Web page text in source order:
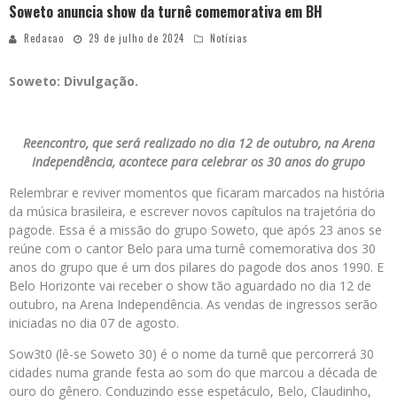
Soweto anuncia show da turnê comemorativa em BH
Redacao 29 de julho de 2024 Notícias
Soweto: Divulgação.
Reencontro, que será realizado no dia 12 de outubro, na Arena
Independência, acontece para celebrar os 30 anos do grupo
Relembrar e reviver momentos que ficaram marcados na história
da música brasileira, e escrever novos capítulos na trajetória do
pagode. Essa é a missão do grupo Soweto, que após 23 anos se
reúne com o cantor Belo para uma turnê comemorativa dos 30
anos do grupo que é um dos pilares do pagode dos anos 1990. E
Belo Horizonte vai receber o show tão aguardado no dia 12 de
outubro, na Arena Independência. As vendas de ingressos serão
iniciadas no dia 07 de agosto.
Sow3t0 (lê-se Soweto 30) é o nome da turnê que percorrerá 30
cidades numa grande festa ao som do que marcou a década de
ouro do gênero. Conduzindo esse espetáculo, Belo, Claudinho,